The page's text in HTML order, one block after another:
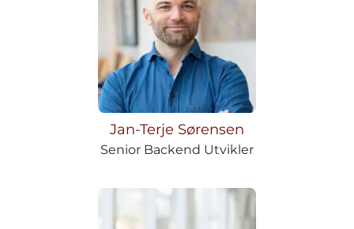
Jan-Terje Sørensen
Senior Backend Utvikler